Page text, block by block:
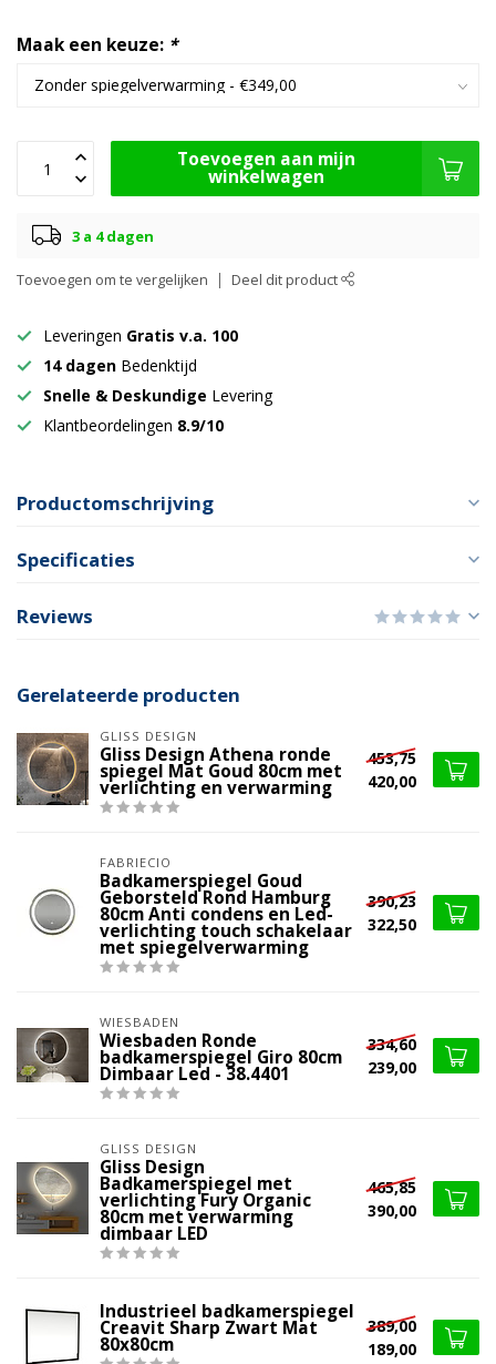
Maak een keuze: *
Toevoegen aan mijn
winkelwagen
3 a 4 dagen
Toevoegen om te vergelijken Deel dit product
Leveringen Gratis v.a. 100
14 dagen Bedenktijd
Snelle & Deskundige Levering
Klantbeordelingen 8.9/10
Productomschrijving
Specificaties
Reviews
Gerelateerde producten
GLISS DESIGN
Gliss Design Athena ronde
spiegel Mat Goud 80cm met
verlichting en verwarming
453,75
420,00
FABRIECIO
Badkamerspiegel Goud
Geborsteld Rond Hamburg
80cm Anti condens en Led-
verlichting touch schakelaar
met spiegelverwarming
390,23
322,50
WIESBADEN
Wiesbaden Ronde
badkamerspiegel Giro 80cm
Dimbaar Led - 38.4401
334,60
239,00
GLISS DESIGN
Gliss Design
Badkamerspiegel met
verlichting Fury Organic
80cm met verwarming
dimbaar LED
465,85
390,00
Industrieel badkamerspiegel
Creavit Sharp Zwart Mat
80x80cm
389,00
189,00